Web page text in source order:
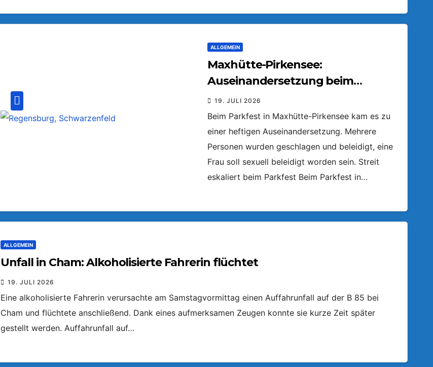
ALLGEMEIN
Maxhütte-Pirkensee:
Auseinandersetzung beim
Parkfest
19. JULI 2026
Beim Parkfest in Maxhütte-Pirkensee kam es zu
einer heftigen Auseinandersetzung. Mehrere
Personen wurden geschlagen und beleidigt, eine
Frau soll sexuell beleidigt worden sein. Streit
eskaliert beim Parkfest Beim Parkfest in…
ALLGEMEIN
Unfall in Cham: Alkoholisierte Fahrerin flüchtet
19. JULI 2026
Eine alkoholisierte Fahrerin verursachte am Samstagvormittag einen Auffahrunfall auf der B 85 bei
Cham und flüchtete anschließend. Dank eines aufmerksamen Zeugen konnte sie kurze Zeit später
gestellt werden. Auffahrunfall auf…